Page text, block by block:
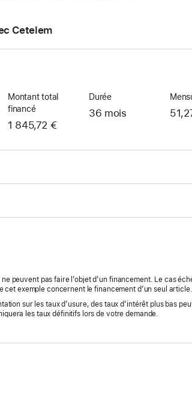
Cetelem
Montant total
financé
1 845,72 €
Durée
36 mois
peuvent pas faire l’objet d’un financement. Le cas
exemple concernent le financement d’un seul article.
sur les taux d’usure, des taux d’intérêt plus bas
les taux définitifs lors de votre demande.